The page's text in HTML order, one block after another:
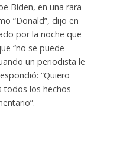
Biden, en una rara
“Donald”, dijo en
por la noche que
“no se puede
un periodista le
“Quiero
todos los hechos